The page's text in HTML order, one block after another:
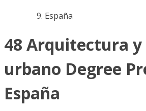
España
48 Arquitectura y
urbano Degree
España